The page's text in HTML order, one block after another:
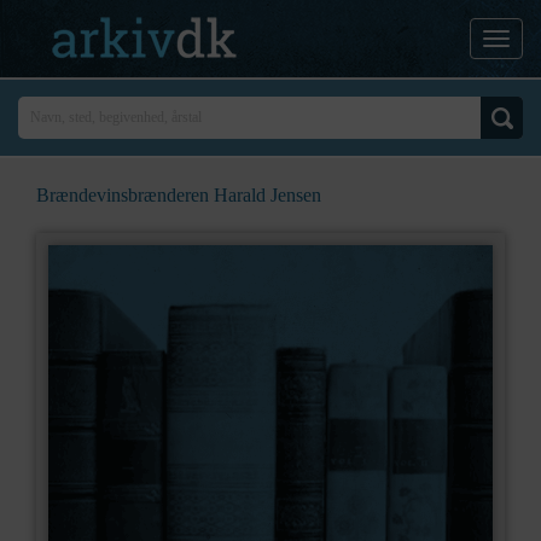
Brændevinsbrænderen Harald Jensen